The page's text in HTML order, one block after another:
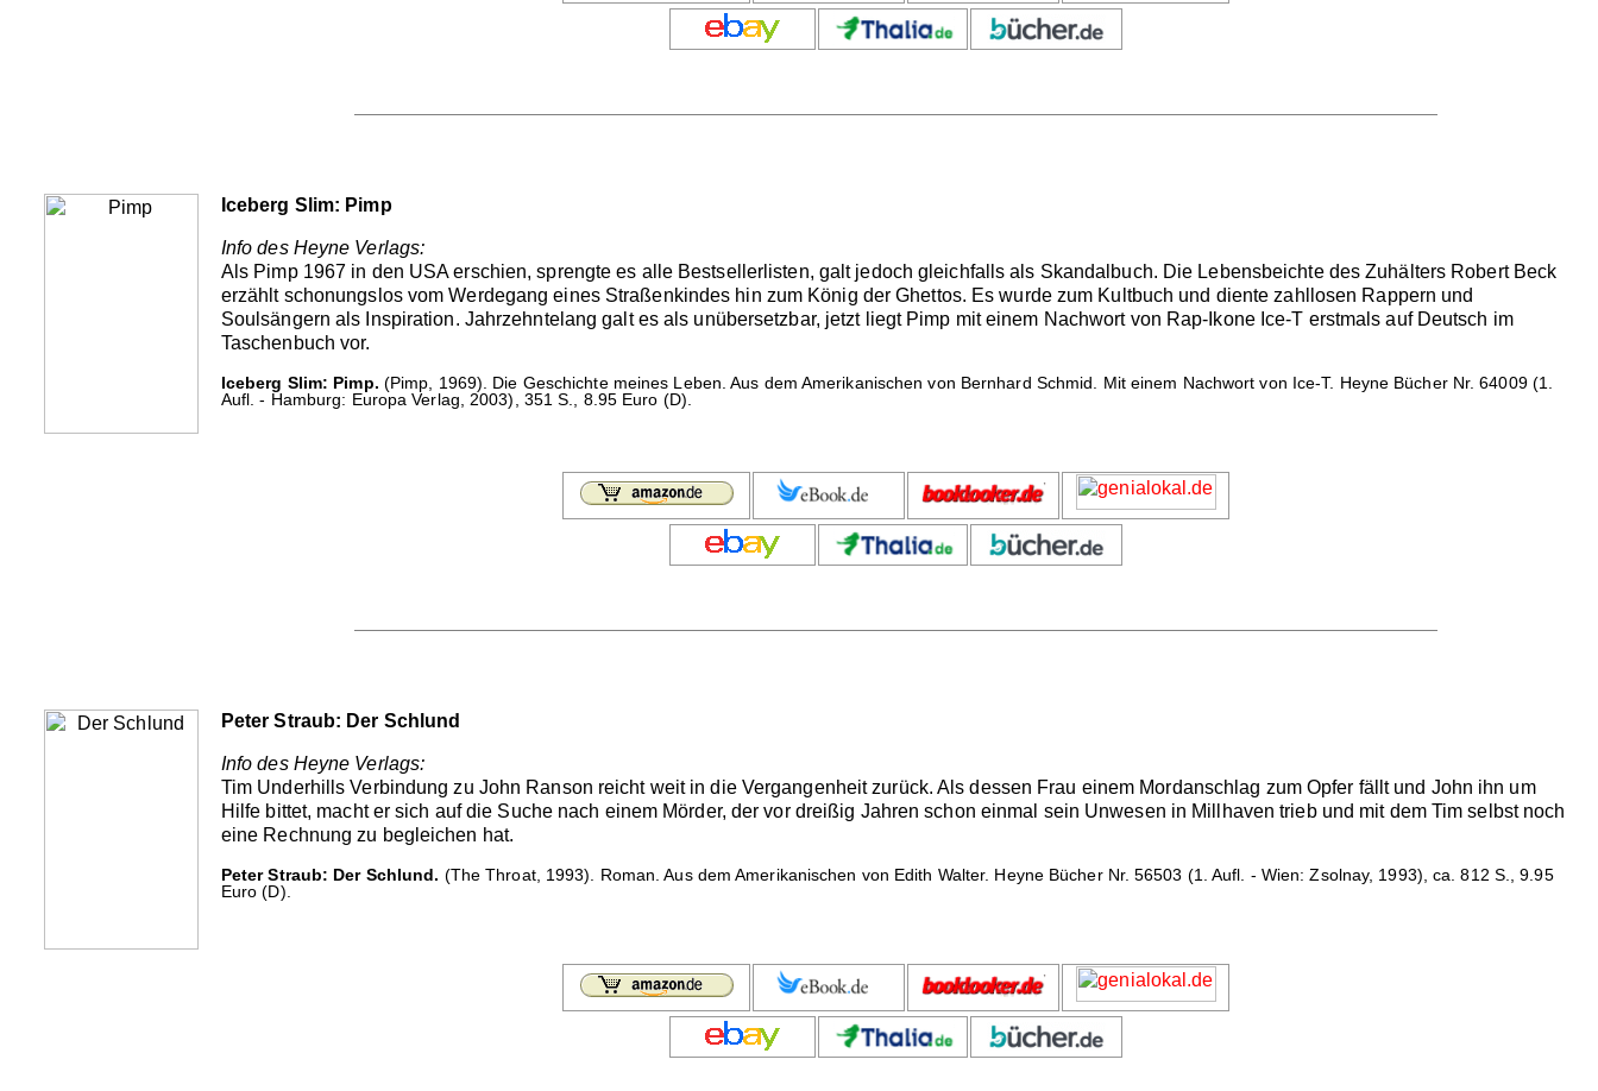
Iceberg Slim: Pimp
Info des Heyne Verlags:
Als Pimp 1967 in den USA erschien, sprengte es alle Bestsellerlisten, galt jedoch gleichfalls als Skandalbuch. Die Lebensbeichte des Zuhälters Robert Beck
erzählt schonungslos vom Werdegang eines Straßenkindes hin zum König der Ghettos. Es wurde zum Kultbuch und diente zahllosen Rappern und
Soulsängern als Inspiration. Jahrzehntelang galt es als unübersetzbar, jetzt liegt Pimp mit einem Nachwort von Rap-Ikone Ice-T erstmals auf Deutsch im
Taschenbuch vor.
Iceberg Slim: Pimp. (Pimp, 1969). Die Geschichte meines Leben. Aus dem Amerikanischen von Bernhard Schmid. Mit einem Nachwort von Ice-T. Heyne Bücher Nr. 64009 (1.
Aufl. - Hamburg: Europa Verlag, 2003), 351 S., 8.95 Euro (D).
Peter Straub: Der Schlund
Info des Heyne Verlags:
Tim Underhills Verbindung zu John Ranson reicht weit in die Vergangenheit zurück. Als dessen Frau einem Mordanschlag zum Opfer fällt und John ihn um
Hilfe bittet, macht er sich auf die Suche nach einem Mörder, der vor dreißig Jahren schon einmal sein Unwesen in Millhaven trieb und mit dem Tim selbst noch
eine Rechnung zu begleichen hat.
Peter Straub: Der Schlund. (The Throat, 1993). Roman. Aus dem Amerikanischen von Edith Walter. Heyne Bücher Nr. 56503 (1. Aufl. - Wien: Zsolnay, 1993), ca. 812 S., 9.95
Euro (D).